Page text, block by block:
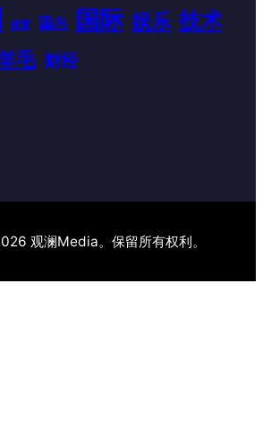
体育 国内 国际 娱乐 技术
毛 财经
观澜Media。保留所有权利。